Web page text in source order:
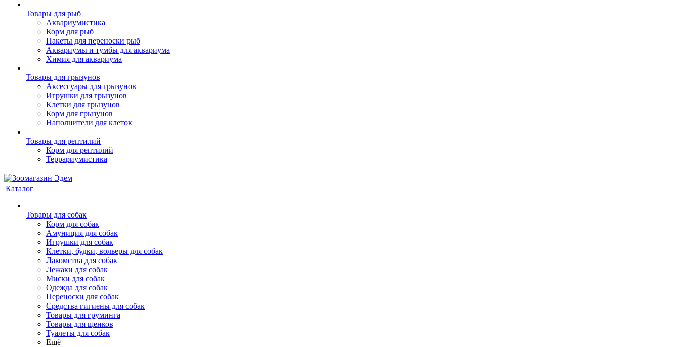
Товары для рыб
Аквариумистика
Корм для рыб
Пакеты для переноски рыб
Аквариумы и тумбы для аквариума
Химия для аквариума
Товары для грызунов
Аксессуары для грызунов
Игрушки для грызунов
Клетки для грызунов
Корм для грызунов
Наполнители для клеток
Товары для рептилий
Корм для рептилий
Террариумистика
Каталог
Товары для собак
Корм для собак
Амуниция для собак
Игрушки для собак
Клетки, будки, вольеры для собак
Лакомства для собак
Лежаки для собак
Миски для собак
Одежда для собак
Переноски для собак
Средства гигиены для собак
Товары для груминга
Товары для щенков
Туалеты для собак
Ещё